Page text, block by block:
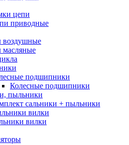
цепи
приводные
воздушные
подшипники
Колесные подшипники
пыльники
сальники + пыльники
вилки
вилки